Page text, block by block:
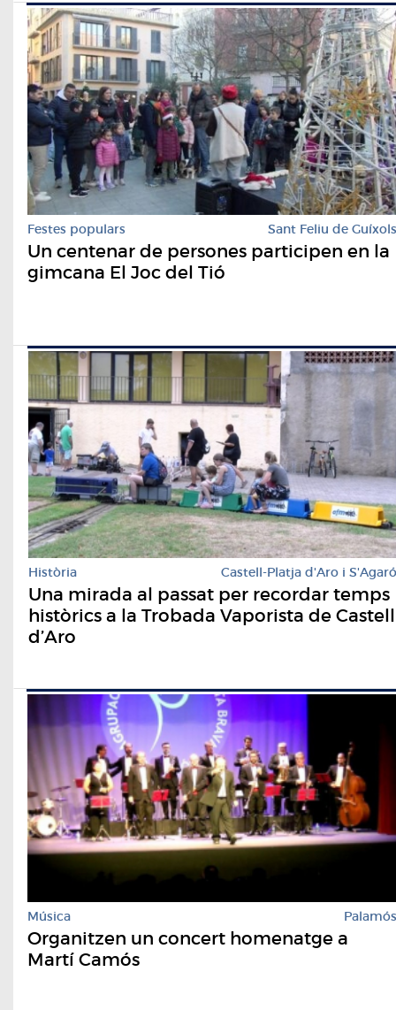
Festes populars Sant Feliu de Guíxols
Un centenar de persones participen en la
gimcana El Joc del Tió
Història Castell-Platja d'Aro i S'Agaró
Una mirada al passat per recordar temps
històrics a la Trobada Vaporista de Castell
d’Aro
Música Palamós
Organitzen un concert homenatge a
Martí Camós